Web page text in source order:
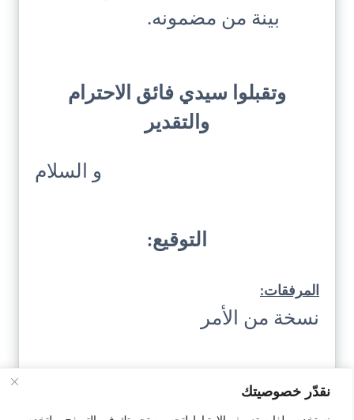
نقدّر خصوصيتك
بينة من مضمونه.
وتقبلوا سيدي فائق الاحترام
والتقدير
و السلام
التوقيع:
المرفقات:
نسخة من الأمر